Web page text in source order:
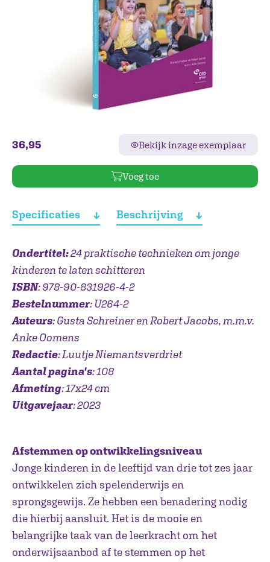
36,95 Bekijk inzage exemplaar
Voeg toe
Specificaties Beschrijving
Ondertitel:24 praktische technieken om jonge
kinderen te laten schitteren
ISBN: 978-90-831926-4-2
Bestelnummer: U264-2
Auteurs: Gusta Schreiner en Robert Jacobs, m.m.v.
Anke Oomens
Redactie: Luutje Niemantsverdriet
Aantal pagina's: 108
Afmeting: 17x24 cm
Uitgavejaar: 2023
Afstemmen op ontwikkelingsniveau
Jonge kinderen in de leeftijd van drie tot zes jaar
ontwikkelen zich spelenderwijs en
sprongsgewijs. Ze hebben een benadering nodig
die hierbij aansluit. Het is de mooie en
belangrijke taak van de leerkracht om het
onderwijsaanbod af te stemmen op het